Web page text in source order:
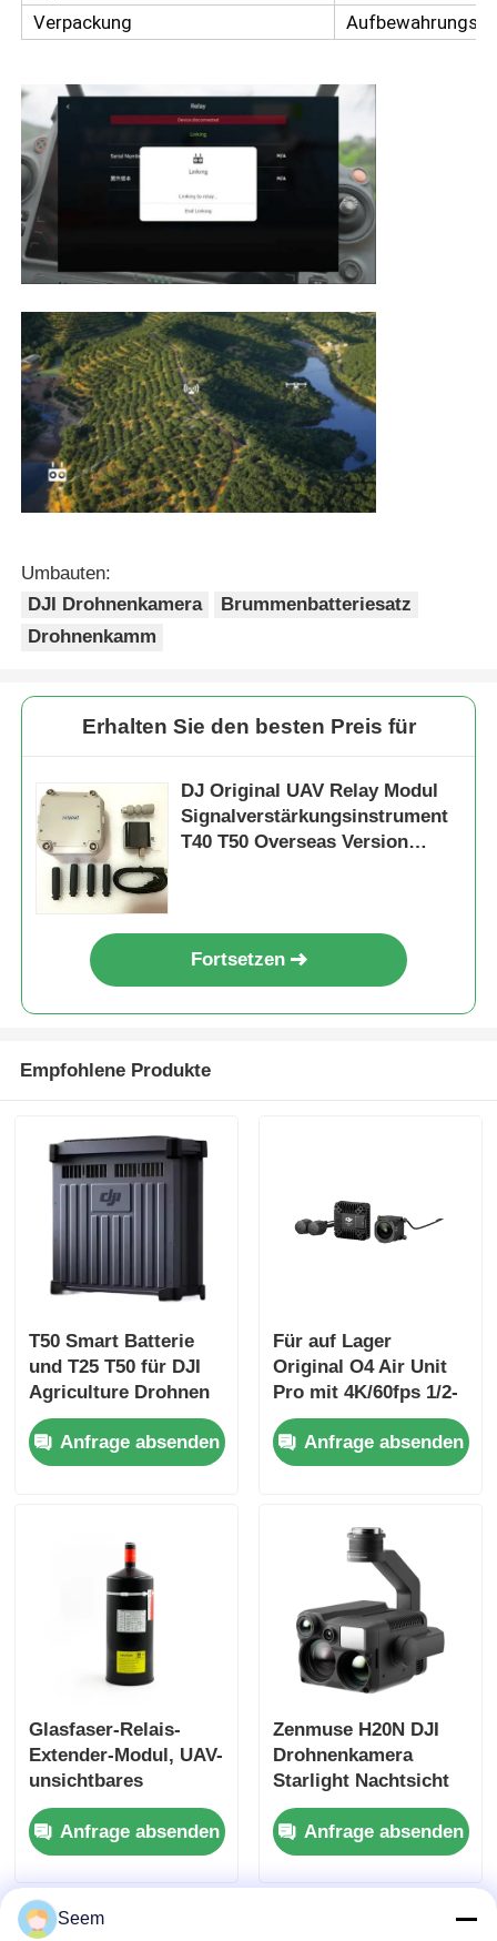
Zu Hause
Produkte
Über uns
Qualitätskontrolle
KONTAKTIEREN SIE UNS
Neuigkeiten
Rechtssachen
Angebot anfordern
Industrie-Drohnen
Verpackung
Umbauten:
DJI Drohnenkamera
Brummenbatteriesatz
Drohnenkamm
Erhalten Sie den besten Preis für
DJ Original UAV Relay Modul
Signalverstärkungsinstrument
T40 T50 Overseas Version
Fortsetzen
Empfohlene Produkte
T50 Smart Batterie
und T25 T50 für DJI
Agriculture Drohnen
Flugbatteriebetriebene
Drohnen Zubehör
Anfrage absenden
Für auf Lager
Original O4 Air Unit
Pro mit 4K/60fps 1/2-
Zoll Sensor 15km
High Definition
Übertragung O4 Pro
Anfrage absenden
Glasfaser-Relais-
Extender-Modul, UAV-
unsichtbares
Glasfasermodul,
Kanister
Anfrage absenden
Zenmuse H20N DJI
Drohnenkamera
Starlight Nachtsicht
Sorgenfrei Plus
Drohnenkamm
Anfrage absenden
Seem